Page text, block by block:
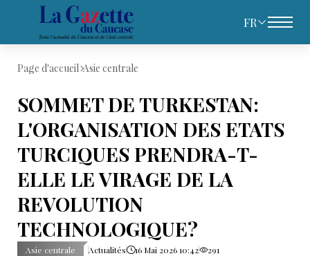
FR
Page d'accueil Asie centrale
SOMMET DE TURKESTAN:
L'ORGANISATION DES ETATS
TURCIQUES PRENDRA-T-
ELLE LE VIRAGE DE LA
REVOLUTION
TECHNOLOGIQUE?
Asie centrale Actualités 16 Mai 2026 10:42 291